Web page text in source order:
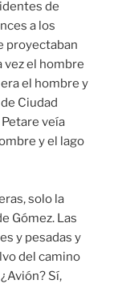
de
a los
proyectaban
vez el hombre
el hombre y
Ciudad
veía
y el lago
solo la
Gómez. Las
y pesadas y
del camino
Sí,